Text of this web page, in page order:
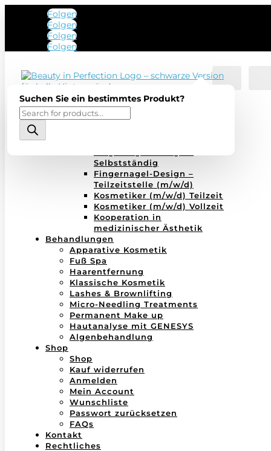
Folgen
Folgen
Folgen
Folgen
Startseite
Über uns
Über uns
Selbstständig
Fingernagel-Design –
Teilzeitstelle (m/w/d)
Kosmetiker (m/w/d) Teilzeit
Kosmetiker (m/w/d) Vollzeit
Kooperation in
medizinischer Ästhetik
Behandlungen
Apparative Kosmetik
Fuß Spa
Haarentfernung
Klassische Kosmetik
Lashes & Brownlifting
Micro-Needling Treatments
Permanent Make up
Hautanalyse mit GENESYS
Algenbehandlung
Shop
Shop
Kauf widerrufen
Anmelden
Mein Account
Wunschliste
Passwort zurücksetzen
FAQs
Kontakt
Rechtliches
Account
Suchen Sie ein bestimmtes Produkt?
Products
search